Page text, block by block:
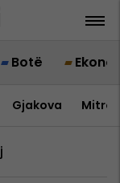
Botë
Gjakova